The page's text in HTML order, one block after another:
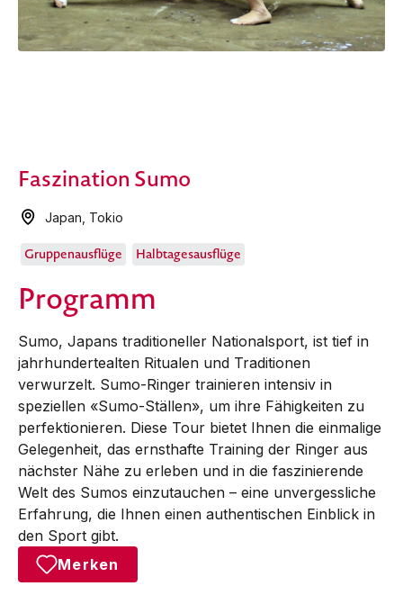
Faszination Sumo
Japan Tokio
Gruppenausflüge Halbtagesausflüge
Programm
Sumo, Japans traditioneller Nationalsport, ist tief in
jahrhundertealten Ritualen und Traditionen
verwurzelt. Sumo-Ringer trainieren intensiv in
speziellen «Sumo-Ställen», um ihre Fähigkeiten zu
perfektionieren. Diese Tour bietet Ihnen die einmalige
Gelegenheit, das ernsthafte Training der Ringer aus
nächster Nähe zu erleben und in die faszinierende
Welt des Sumos einzutauchen – eine unvergessliche
Erfahrung, die Ihnen einen authentischen Einblick in
den Sport gibt.
Merken